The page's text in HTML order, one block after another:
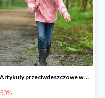
Artykuły przeciwdeszczowe w Lodilu Online do -50%
50%